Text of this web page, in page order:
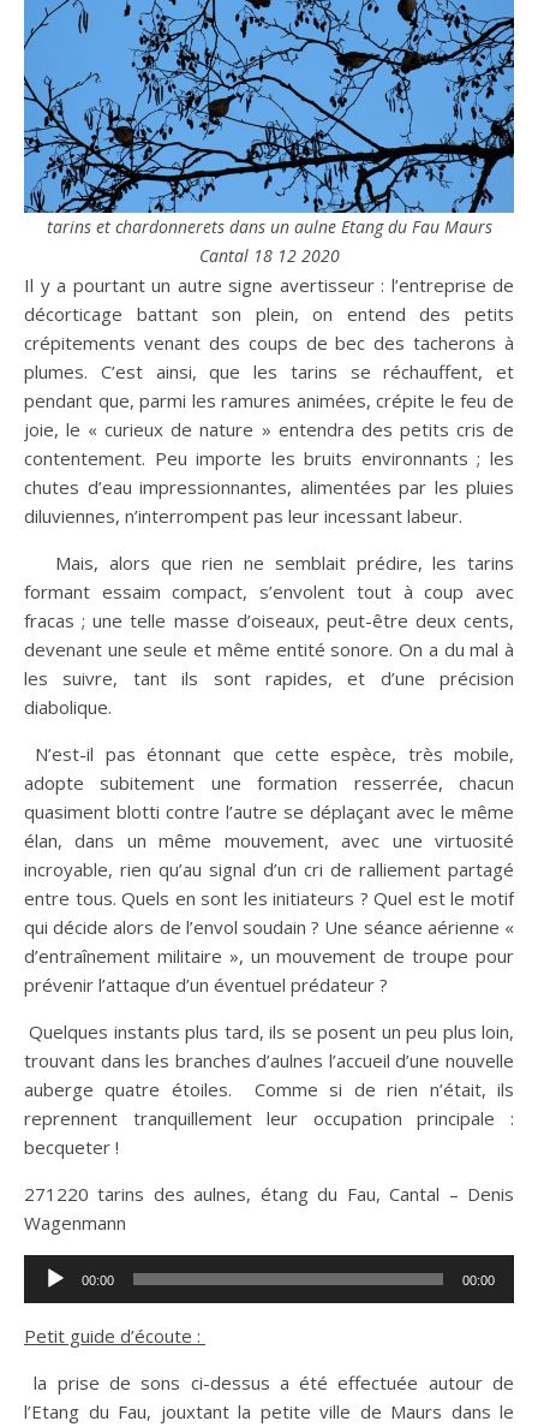
tarins et chardonnerets dans un aulne Etang du Fau Maurs
Cantal 18 12 2020
Il y a pourtant un autre signe avertisseur : l’entreprise de
décorticage battant son plein, on entend des petits
crépitements venant des coups de bec des tacherons à
plumes. C’est ainsi, que les tarins se réchauffent, et
pendant que, parmi les ramures animées, crépite le feu de
joie, le « curieux de nature » entendra des petits cris de
contentement. Peu importe les bruits environnants ; les
chutes d’eau impressionnantes, alimentées par les pluies
diluviennes, n’interrompent pas leur incessant labeur.
​ Mais, alors que rien ne semblait prédire, les tarins
formant essaim compact, s’envolent tout à coup avec
fracas ; une telle masse d’oiseaux, peut-être deux cents,
devenant une seule et même entité sonore. On a du mal à
les suivre, tant ils sont rapides, et d’une précision
diabolique.
​ N’est-il pas étonnant que cette espèce, très mobile,
adopte subitement une formation resserrée, chacun
quasiment blotti contre l’autre se déplaçant avec le même
élan, dans un même mouvement, avec une virtuosité
incroyable, rien qu’au signal d’un cri de ralliement partagé
entre tous. Quels en sont les initiateurs ? Quel est le motif
qui décide alors de l’envol soudain ? Une séance aérienne «
d’entraînement militaire », un mouvement de troupe pour
prévenir l’attaque d’un éventuel prédateur ?
​ Quelques instants plus tard, ils se posent un peu plus loin,
trouvant dans les branches d’aulnes l’accueil d’une nouvelle
auberge quatre étoiles. Comme si de rien n’était, ils
reprennent tranquillement leur occupation principale :
becqueter !
271220 tarins des aulnes, étang du Fau, Cantal – Denis
Wagenmann
Lecteur
audio
00:00 00:00
Petit guide d’écoute :
​ la prise de sons ci-dessus a été effectuée autour de
l’Etang du Fau, jouxtant la petite ville de Maurs dans le